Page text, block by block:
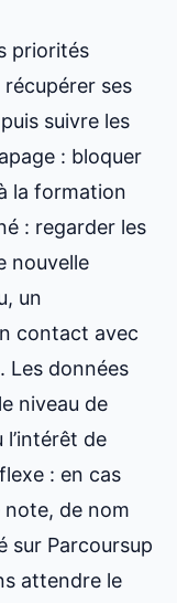
priorités
ses
suivre les
: bloquer
la formation
: regarder les
nouvelle
un
contact avec
Les données
niveau de
l’intérêt de
: en cas
note, de nom
sur Parcoursup
attendre le